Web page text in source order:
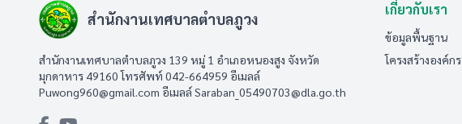
สำนักงานเทศบาลตำบลภูวง
สำนักงานเทศบาลตำบลภูวง 139 หมู่ 1 อำเภอหนองสูง จังหวัด
มุกดาหาร 49160 โทรศัพท์ 042-664959 อีเมลล์
Puwong960@gmail.com อีเมลล์Saraban_05490703@dla.go.th
เกี่ยวกับเรา
ข้อมูลพื้นฐาน
โครงสร้างองค์กร